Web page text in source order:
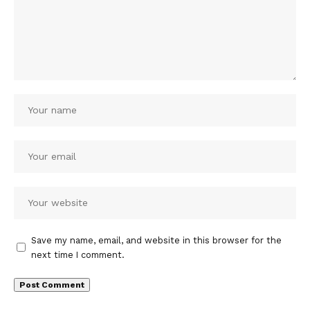
Save my name, email, and website in this browser for the
next time I comment.